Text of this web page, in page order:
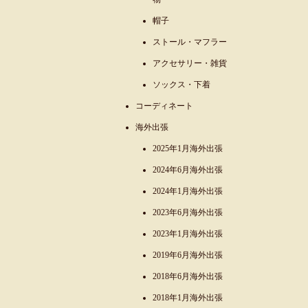
帽子
ストール・マフラー
アクセサリー・雑貨
ソックス・下着
コーディネート
海外出張
2025年1月海外出張
2024年6月海外出張
2024年1月海外出張
2023年6月海外出張
2023年1月海外出張
2019年6月海外出張
2018年6月海外出張
2018年1月海外出張